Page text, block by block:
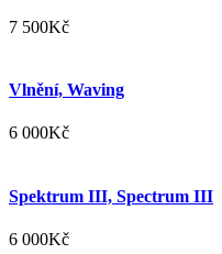
7 500Kč
Vlnění, Waving
6 000Kč
Spektrum III, Spectrum III
6 000Kč